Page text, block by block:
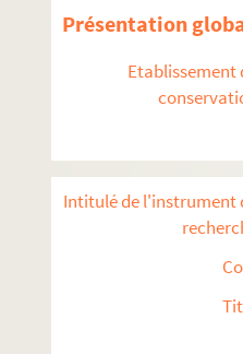
Présentation
Etablissement
Intitulé de l'instrument
Claude
Jean-
Pierre
Jacques
Barbe